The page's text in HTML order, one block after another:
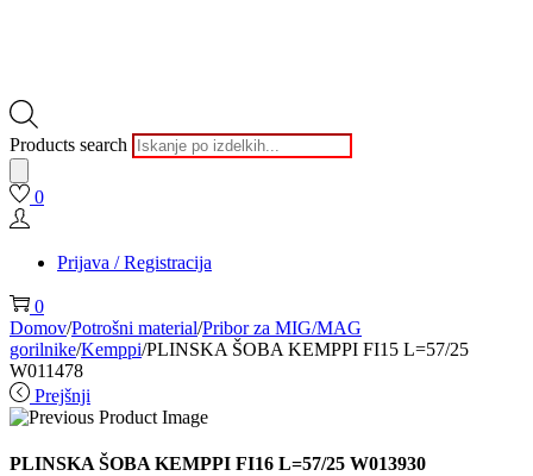
Products search
0
Prijava / Registracija
0
Domov/Potrošni material/Pribor za MIG/MAG
gorilnike/Kemppi/PLINSKA ŠOBA KEMPPI FI15 L=57/25
W011478
Prejšnji
PLINSKA ŠOBA KEMPPI FI16 L=57/25 W013930